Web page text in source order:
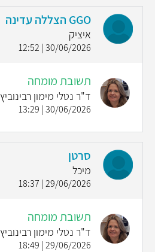
GGO הצללה עדינה
איציק
30/06/2026 | 12:52
תשובת מומחה
ד"ר נטלי מימון רבינוביץ
30/06/2026 | 13:29
סרטן
מיכל
29/06/2026 | 18:37
תשובת מומחה
ד"ר נטלי מימון רבינוביץ
29/06/2026 | 18:49